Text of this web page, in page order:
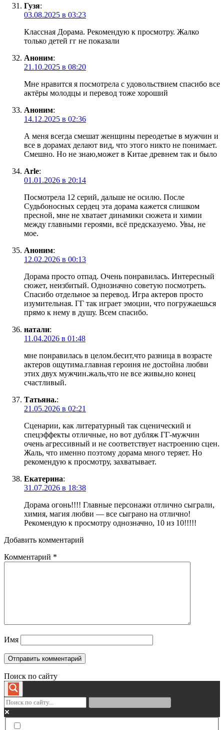
Гузя:
03.08.2025 в 03:23
Классная Дорама. Рекомендую к просмотру. Жалко
только детей гг не показали
Аноним:
21.10.2025 в 08:20
Мне нравится я посмотрела с удовольствием спасибо все
актёры молодцы и перевод тоже хороший
Аноним:
14.12.2025 в 02:36
А меня всегда смешат женщины переодетые в мужчин и
все в дорамах делают вид, что этого никто не понимает.
Смешно. Но не знаю,может в Китае древнем так и было
Arle:
01.01.2026 в 20:14
Посмотрела 12 серий, дальше не осилю. После
Судьбоносных сердец эта дорама кажется слишком
пресной, мне не хватает динамики сюжета и химии
между главными героями, всё предсказуемо. Увы, не
мое.
Аноним:
12.02.2026 в 00:13
Дорама просто отпад. Очень понравилась. Интересный
сюжет, неизбитый. Однозначно советую посмотреть.
Спасибо отдельное за перевод. Игра актеров просто
изумительная. ГГ так играет эмоции, что погружаешься
прямо к нему в душу. Всем спасибо.
натали:
11.04.2026 в 01:48
мне понравилась в целом.бесит,что разница в возрасте
актеров ощутима.главная героиня не достойна любви
этих двух мужчин.жаль,что не все живы,но конец
счастливый.
Татьяна.:
21.05.2026 в 02:21
Сценарии, как литературный так сценический и
спецэффекты отличные, но вот дубляж ГГ-мужчин
очень агрессивный и не соответствует настроению сцен.
Жаль, что именно поэтому дорама много теряет. Но
рекомендую к просмотру, захватывает.
Екатерина:
31.07.2026 в 18:38
Дорама огонь!!!! Главные персонажи отлично сыграли,
химия, магия любви — все сыграно на отлично!
Рекомендую к просмотру однозначно, 10 из 10!!!!!
Добавить комментарий
Комментарий *
Имя
Поиск по сайту